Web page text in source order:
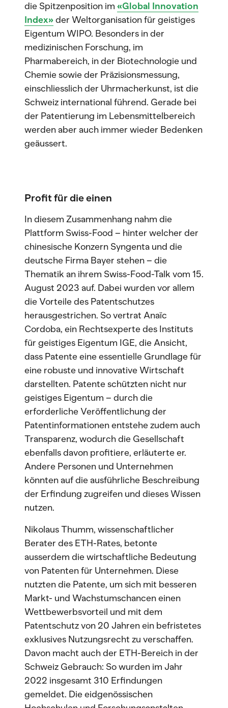
die Spitzenposition im «Global Innovation
Index»der Weltorganisation für geistiges
Eigentum WIPO. Besonders in der
medizinischen Forschung, im
Pharmabereich, in der Biotechnologie und
Chemie sowie der Präzisionsmessung,
einschliesslich der Uhrmacherkunst, ist die
Schweiz international führend. Gerade bei
der Patentierung im Lebensmittelbereich
werden aber auch immer wieder Bedenken
geäussert.
Profit für die einen
In diesem Zusammenhang nahm die
Plattform Swiss-Food – hinter welcher der
chinesische Konzern Syngenta und die
deutsche Firma Bayer stehen – die
Thematik an ihrem Swiss-Food-Talk vom 15.
August 2023 auf. Dabei wurden vor allem
die Vorteile des Patentschutzes
herausgestrichen. So vertrat Anaïc
Cordoba, ein Rechtsexperte des Instituts
für geistiges Eigentum IGE, die Ansicht,
dass Patente eine essentielle Grundlage für
eine robuste und innovative Wirtschaft
darstellten. Patente schützten nicht nur
geistiges Eigentum – durch die
erforderliche Veröffentlichung der
Patentinformationen entstehe zudem auch
Transparenz, wodurch die Gesellschaft
ebenfalls davon profitiere, erläuterte er.
Andere Personen und Unternehmen
könnten auf die ausführliche Beschreibung
der Erfindung zugreifen und dieses Wissen
nutzen.
Nikolaus Thumm, wissenschaftlicher
Berater des ETH-Rates, betonte
ausserdem die wirtschaftliche Bedeutung
von Patenten für Unternehmen. Diese
nutzten die Patente, um sich mit besseren
Markt- und Wachstumschancen einen
Wettbewerbsvorteil und mit dem
Patentschutz von 20 Jahren ein befristetes
exklusives Nutzungsrecht zu verschaffen.
Davon macht auch der ETH-Bereich in der
Schweiz Gebrauch: So wurden im Jahr
2022 insgesamt 310 Erfindungen
gemeldet. Die eidgenössischen